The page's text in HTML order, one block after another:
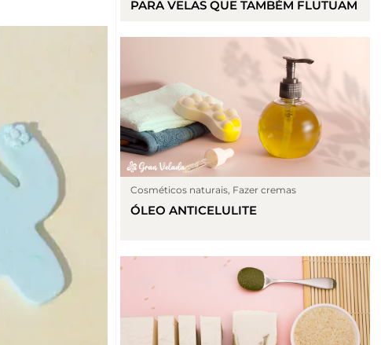
PARA VELAS QUE TAMBÉM FLUTUAM
Cosméticos naturais, Fazer cremas
ÓLEO ANTICELULITE